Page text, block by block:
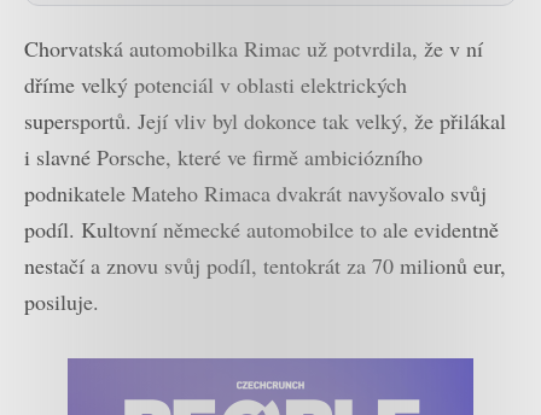
Chorvatská automobilka Rimac už potvrdila, že v ní
dříme velký potenciál v oblasti elektrických
supersportů. Její vliv byl dokonce tak velký, že přilákal
i slavné Porsche, které ve firmě ambiciózního
podnikatele Mateho Rimaca dvakrát navyšovalo svůj
podíl. Kultovní německé automobilce to ale evidentně
nestačí a znovu svůj podíl, tentokrát za 70 milionů eur,
posiluje.